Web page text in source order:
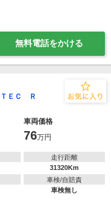
無料電話をかける
ＥＣ Ｒ
車両価格
76万円
走行距離
31320Km
車検/自賠責
車検無し